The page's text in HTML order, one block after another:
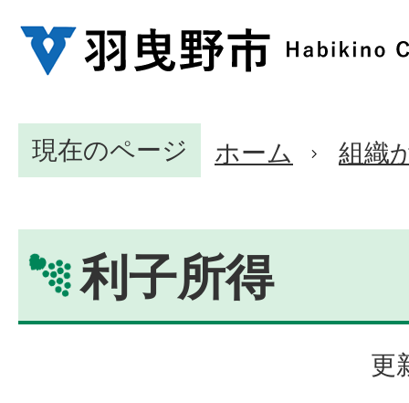
現在のページ ホーム 組織
利子所得
更